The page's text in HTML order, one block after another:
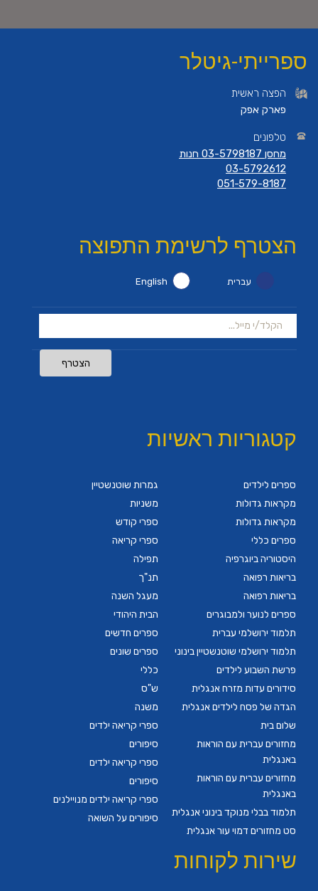
ספרייתי-גיטלר
הפצה ראשית
פארק אפק
טלפונים
מחסן 03-5798187 חנות
03-5792612
051-579-8187
הצטרף לרשימת התפוצה
עברית English
הצטרף
קטגוריות ראשיות
גמרות שוטנשטיין
משניות
ספרי קודש
ספרי קריאה
תפילה
תנ"ך
מעגל השנה
הבית היהודי
ספרים חדשים
ספרים שונים
כללי
ש"ס
משנה
ספרי קריאה ילדים
סיפורים
ספרי קריאה ילדים
סיפורים
ספרי קריאה ילדים מנויילנים
סיפורים על השואה
ספרים לילדים
מקראות גדולות
מקראות גדולות
ספרים כללי
היסטוריה ביוגרפיה
בריאות רפואה
בריאות רפואה
ספרים לנוער ולמבוגרים
תלמוד ירושלמי עברית
תלמוד ירושלמי שוטנשטיין בינוני
פרשת השבוע לילדים
סידורים עדות מזרח אנגלית
הגדה של פסח לילדים אנגלית
שלום בית
מחזורים עברית עם הוראות
באנגלית
מחזורים עברית עם הוראות
באנגלית
תלמוד בבלי מנוקד בינוני אנגלית
סט מחזורים דמוי עור אנגלית
שירות לקוחות